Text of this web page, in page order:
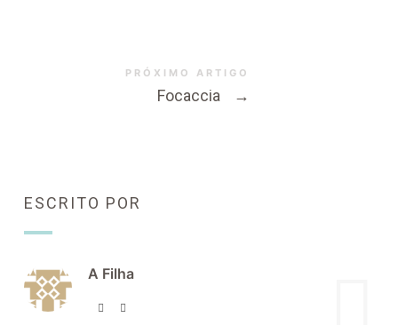
PRÓXIMO ARTIGO
Focaccia →
ESCRITO POR
A Filha